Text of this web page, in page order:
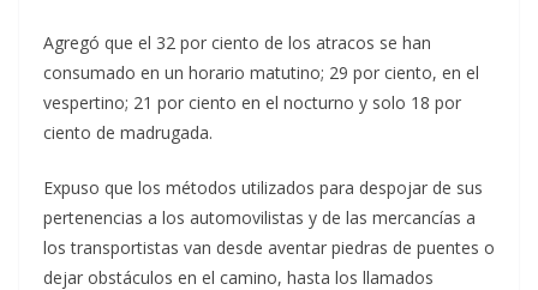
Agregó que el 32 por ciento de los atracos se han
consumado en un horario matutino; 29 por ciento, en el
vespertino; 21 por ciento en el nocturno y solo 18 por
ciento de madrugada.
Expuso que los métodos utilizados para despojar de sus
pertenencias a los automovilistas y de las mercancías a
los transportistas van desde aventar piedras de puentes o
dejar obstáculos en el camino, hasta los llamados